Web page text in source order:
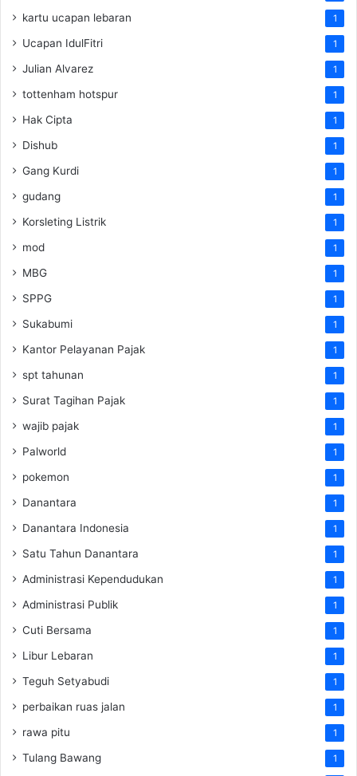
kartu ucapan lebaran 1
Ucapan IdulFitri 1
Julian Alvarez 1
tottenham hotspur 1
Hak Cipta 1
Dishub 1
Gang Kurdi 1
gudang 1
Korsleting Listrik 1
mod 1
MBG 1
SPPG 1
Sukabumi 1
Kantor Pelayanan Pajak 1
spt tahunan 1
Surat Tagihan Pajak 1
wajib pajak 1
Palworld 1
pokemon 1
Danantara 1
Danantara Indonesia 1
Satu Tahun Danantara 1
Administrasi Kependudukan 1
Administrasi Publik 1
Cuti Bersama 1
Libur Lebaran 1
Teguh Setyabudi 1
perbaikan ruas jalan 1
rawa pitu 1
Tulang Bawang 1